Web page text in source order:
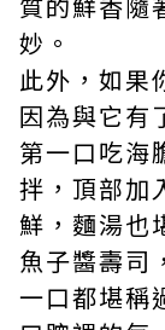
妙。
此外，如果
因為與它有
第一口吃海
拌，頂部加
鮮，麵湯也
魚子醬壽司
一口都堪稱